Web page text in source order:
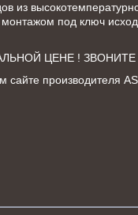
из
под ключ
ЦЕНЕ ! ЗВОНИТЕ
производителя